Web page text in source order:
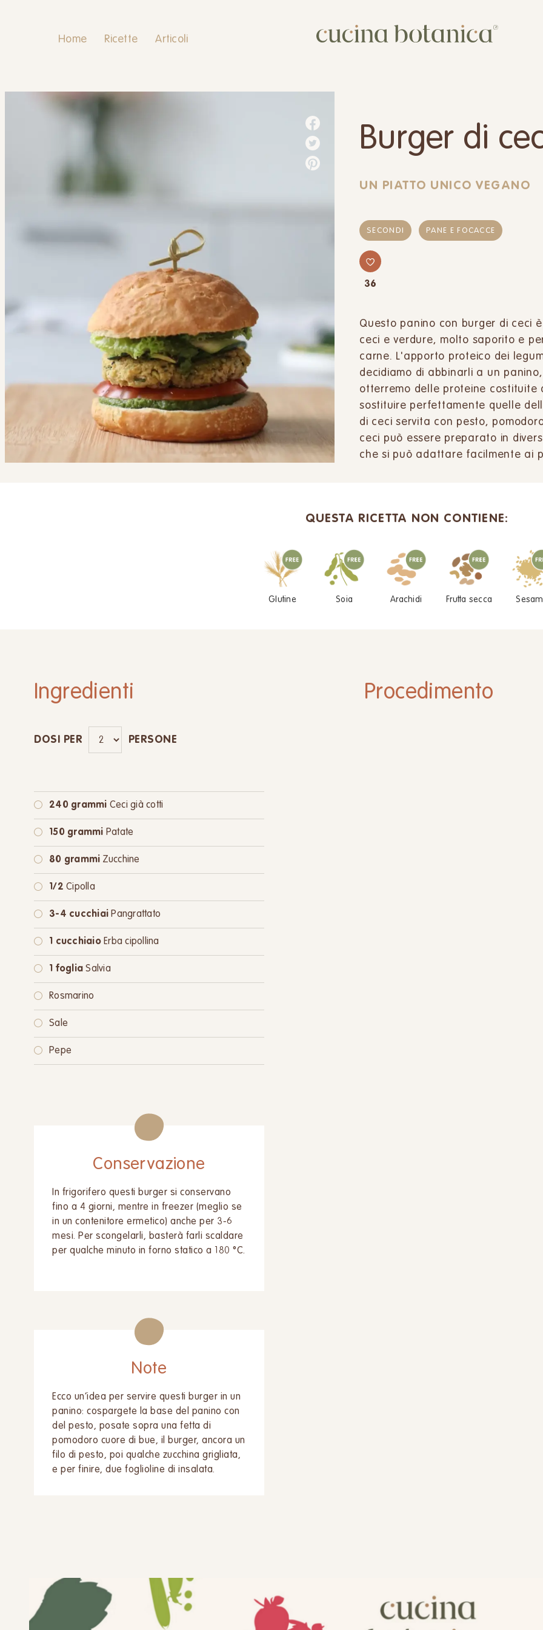
Home Ricette Articoli
Contatti
Burger di
UN PIATTO UNICO VEGANO
SECONDI PANE E FOCACCE
36
Questo panino con burger di ceci
ceci e verdure, molto saporito e
carne. L'apporto proteico dei
decidiamo di abbinarli a un
otterremo delle proteine costituite
sostituire perfettamente quelle
di ceci servita con pesto,
ceci può essere preparato in
che si può adattare facilmente ai
QUESTA RICETTA NON CONTIENE:
Glutine Soia Arachidi Frutta secca
Ingredienti
DOSI PER PERSONE
240 grammi Ceci già cotti
150 grammi Patate
80 grammi Zucchine
1/2 Cipolla
3-4 cucchiai Pangrattato
1 cucchiaio Erba cipollina
1 foglia Salvia
Rosmarino
Sale
Pepe
Conservazione
In frigorifero questi burger si conservano
fino a 4 giorni, mentre in freezer (meglio se
in un contenitore ermetico) anche per 3-6
mesi. Per scongelarli, basterà farli scaldare
per qualche minuto in forno statico a 180 °C.
Note
Ecco un’idea per servire questi burger in un
panino: cospargete la base del panino con
del pesto, posate sopra una fetta di
pomodoro cuore di bue, il burger, ancora un
filo di pesto, poi qualche zucchina grigliata,
e per finire, due foglioline di insalata.
Procedimento